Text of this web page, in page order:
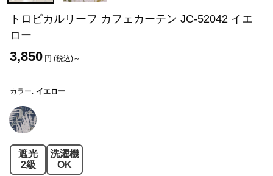
トロピカルリーフ カフェカーテン JC-52042 イエ
ロー
3,850 円 (税込)～
カラー: イエロー
遮光
2級
洗濯機
OK